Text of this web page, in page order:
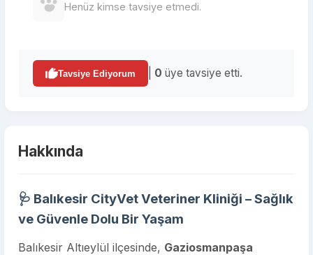
Henüz kimse tavsiye etmedi.
Tavsiye Ediyorum 0 üye tavsiye etti.
Hakkında
🩺 Balıkesir CityVet Veteriner Kliniği – Sağlık
ve Güvenle Dolu Bir Yaşam
Balıkesir Altıeylül ilçesinde, Gaziosmanpaşa